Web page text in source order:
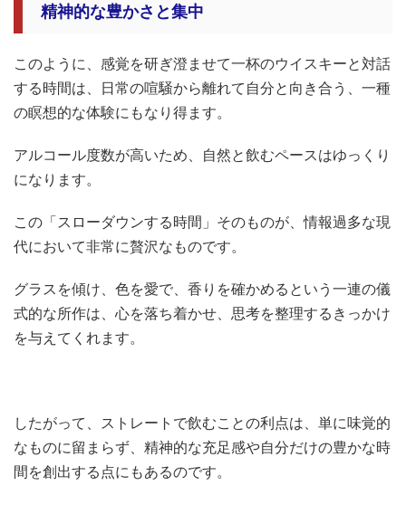
精神的な豊かさと集中
このように、感覚を研ぎ澄ませて一杯のウイスキーと対話
する時間は、日常の喧騒から離れて自分と向き合う、一種
の瞑想的な体験にもなり得ます。
アルコール度数が高いため、自然と飲むペースはゆっくり
になります。
この「スローダウンする時間」そのものが、情報過多な現
代において非常に贅沢なものです。
グラスを傾け、色を愛で、香りを確かめるという一連の儀
式的な所作は、心を落ち着かせ、思考を整理するきっかけ
を与えてくれます。
したがって、ストレートで飲むことの利点は、単に味覚的
なものに留まらず、精神的な充足感や自分だけの豊かな時
間を創出する点にもあるのです。